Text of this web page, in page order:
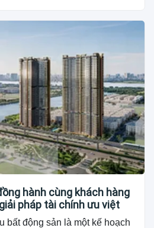
hành cùng khách hàng
pháp tài chính ưu việt
bất động sản là một kế hoạch